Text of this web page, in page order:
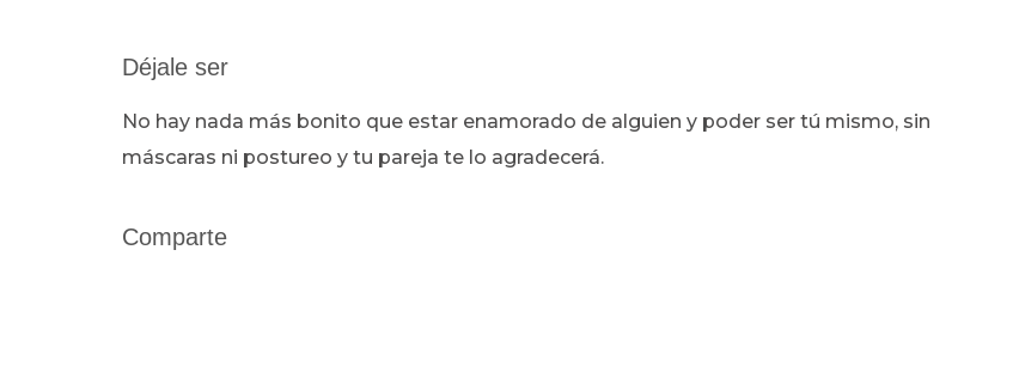
Déjale ser
No hay nada más bonito que estar enamorado de alguien y poder ser tú mismo, sin
máscaras ni postureo y tu pareja te lo agradecerá.
Comparte